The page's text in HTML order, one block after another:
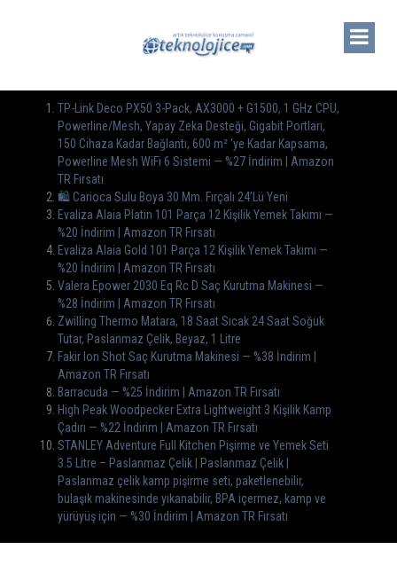
TP-Link Deco PX50 3-Pack, AX3000 + G1500, 1 GHz CPU,
Powerline/Mesh, Yapay Zeka Desteği, Gigabit Portları,
150 Cihaza Kadar Bağlantı, 600 m² ‘ye Kadar Kapsama,
Powerline Mesh WiFi 6 Sistemi — %27 İndirim | Amazon
TR Fırsatı
🛍️ Carioca Sulu Boya 30 Mm. Fırçalı 24’Lü Yeni
Evaliza Alaia Platin 101 Parça 12 Kişilik Yemek Takımı —
%20 İndirim | Amazon TR Fırsatı
Evaliza Alaia Gold 101 Parça 12 Kişilik Yemek Takımı —
%20 İndirim | Amazon TR Fırsatı
Valera Epower 2030 Eq Rc D Saç Kurutma Makinesi —
%28 İndirim | Amazon TR Fırsatı
Zwilling Thermo Matara, 18 Saat Sıcak 24 Saat Soğuk
Tutar, Paslanmaz Çelik, Beyaz, 1 Litre
Fakir Ion Shot Saç Kurutma Makinesi — %38 İndirim |
Amazon TR Fırsatı
Barracuda — %25 İndirim | Amazon TR Fırsatı
High Peak Woodpecker Extra Lightweight 3 Kişilik Kamp
Çadırı — %22 İndirim | Amazon TR Fırsatı
STANLEY Adventure Full Kitchen Pişirme ve Yemek Seti
3.5 Litre – Paslanmaz Çelik | Paslanmaz Çelik |
Paslanmaz çelik kamp pişirme seti, paketlenebilir,
bulaşık makinesinde yıkanabilir, BPA içermez, kamp ve
yürüyüş için — %30 İndirim | Amazon TR Fırsatı